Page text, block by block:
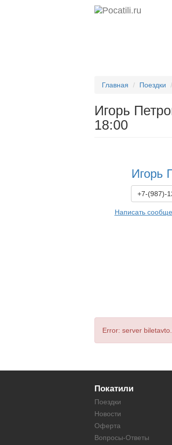
Главная Поездки
Игорь
18:00
Игорь
+7-(987)-
Написать
Error: server
Покатили
Поездки
Новости
Оферта
Вопросы-Ответы